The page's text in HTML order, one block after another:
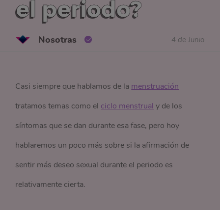
el periodo?
Nosotras 4 de Junio
Casi siempre que hablamos de la menstruación
tratamos temas como el ciclo menstrual y de los
síntomas que se dan durante esa fase, pero hoy
hablaremos un poco más sobre si la afirmación de
sentir más deseo sexual durante el periodo es
relativamente cierta.